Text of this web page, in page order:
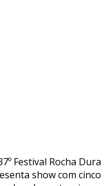
Festival Rocha Dura
show com cinco